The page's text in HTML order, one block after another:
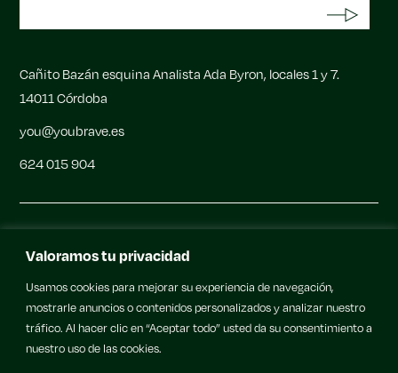
Valoramos tu privacidad
Usamos cookies para mejorar su experiencia de navegación,
mostrarle anuncios o contenidos personalizados y analizar nuestro
tráfico. Al hacer clic en “Aceptar todo” usted da su consentimiento a
nuestro uso de las cookies.
S
Cañito Bazán esquina Analista Ada Byron, locales 1 y 7.
14011 Córdoba
you@youbrave.es
624 015 904
Entrenamiento de Fuerza
Pilates Reformer
Yoga
Contacto
Sobre YOUbrave